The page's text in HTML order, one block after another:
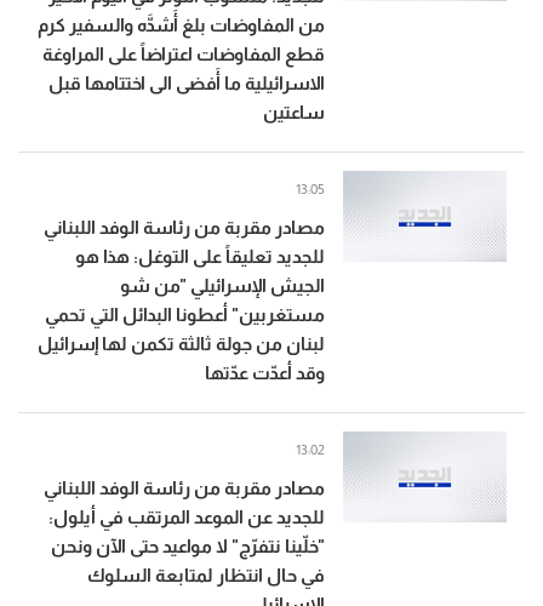
من المفاوضات بلغ أَشدَّه والسفير كرم
قطع المفاوضات اعتراضاً على المراوغة
الاسرائيلية ما أَفضى الى اختتامها قبل
ساعتين
مصادر مقربة من رئاسة الوفد اللبناني
للجديد تعليقاً على التوغل: هذا هو
الجيش الإسرائيلي "من شو
مستغربين" أعطونا البدائل التي تحمي
لبنان من جولة ثالثة تكمن لها إسرائيل
وقد أعدّت عدّتها
13:05
مصادر مقربة من رئاسة الوفد اللبناني
للجديد عن الموعد المرتقب في أيلول:
"خلّينا نتفرّج" لا مواعيد حتى الآن ونحن
في حال انتظار لمتابعة السلوك
13:02